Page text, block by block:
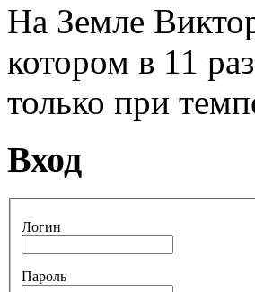
На Земле
котором в 11
только при
Вход
Логин
Пароль